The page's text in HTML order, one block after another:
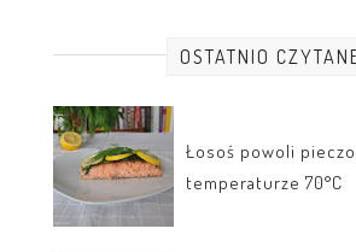
OSTATNIO
Łosoś powoli
temperaturze 70°C